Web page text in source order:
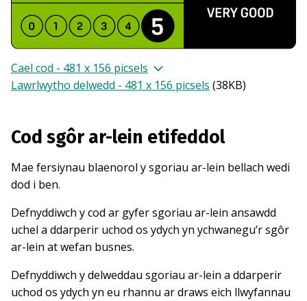
Cael cod - 481 x 156 picsels
Lawrlwytho delwedd - 481 x 156 picsels (38KB)
Cod sgôr ar-lein etifeddol
Mae fersiynau blaenorol y sgoriau ar-lein bellach wedi
dod i ben.
Defnyddiwch y cod ar gyfer sgoriau ar-lein ansawdd
uchel a ddarperir uchod os ydych yn ychwanegu’r sgôr
ar-lein at wefan busnes.
Defnyddiwch y delweddau sgoriau ar-lein a ddarperir
uchod os ydych yn eu rhannu ar draws eich llwyfannau